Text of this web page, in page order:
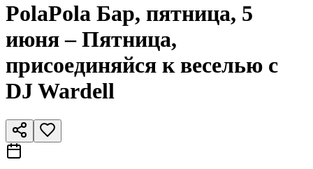
PolaPola Бар, пятница, 5
июня – Пятница,
присоединяйся к веселью с
DJ Wardell